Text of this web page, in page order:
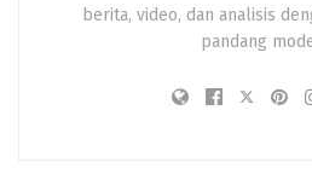
berita, video, dan analisis
pandang